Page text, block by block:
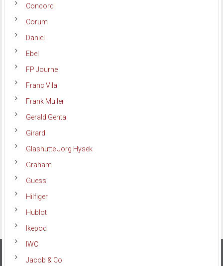
Concord
Corum
Daniel
Ebel
FP Journe
Franc Vila
Frank Muller
Gerald Genta
Girard
Glashutte Jorg Hysek
Graham
Guess
Hilfiger
Hublot
Ikepod
IWC
Jacob & Co